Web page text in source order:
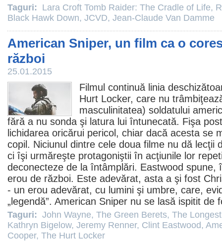
Taguri: Lara Croft Tomb Raider: The Cradle of Life,
Black Hawk Down, JCVD, Jean-Claude Van Damme
American Sniper, un film ca o
război
25.01.2015
Filmul continuă linia
Hurt Locker, care nu
masculinitatea) soldatului
fără a nu sonda şi latura lui întunecată. Fişa
lichidarea oricărui pericol, chiar dacă acesta se
copil. Niciunul dintre cele doua filme nu dă lecţii
ci îşi urmăreşte protagoniştii în acţiunile lor
deconecteze de la întâmplări. Eastwood spune,
erou de război. Este adevărat, asta a şi fost
- un erou adevărat, cu lumini şi umbre, care,
„legendă”. American Sniper nu se lasă ispitit de
Taguri: John Wayne, The Green Berets, The
Kathryn Bigelow, Jeremy Renner, Clint Eastwood,
Cooper, The Hurt Locker